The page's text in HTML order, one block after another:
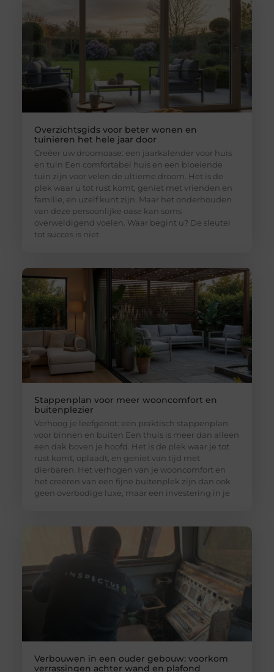
Overzichtsgids voor beter wonen en
tuinieren het hele jaar door
Creëer uw droomoase: een jaarkalender voor huis
en tuin Een comfortabel huis en een bloeiende
tuin zijn voor velen de ultieme droom. Het is de
plek waar u tot rust komt, geniet met vrienden en
familie, en uzelf kunt zijn. Maar het onderhouden
van deze persoonlijke oase kan soms
overweldigend voelen. Waar begint u? De sleutel
tot succes is niet
Stappenplan voor meer wooncomfort en
buitenplezier
Verhoog je leefgenot: een praktisch stappenplan
voor binnen en buiten Een thuis is meer dan alleen
een dak boven je hoofd. Het is de plek waar je tot
rust komt, oplaadt, en geniet van tijd met
dierbaren. Het verhogen van je wooncomfort en
het creëren van een fijne buitenplek zijn dan ook
geen overbodige luxe, maar een investering in je
Verbouwen in een ouder gebouw: voorkom
verrassingen achter wand en plafond